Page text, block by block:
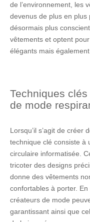
de l’environnement, les
devenus de plus en
désormais plus
vêtements et optent
élégants mais
Techniques
de mode
Lorsqu’il s’agit de créer
technique clé consiste à
circulaire informatisée.
tricoter des designs
donne des vêtements
confortables à porter.
créateurs de mode
garantissant ainsi que